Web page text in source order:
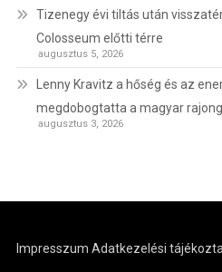
Tizenegy évi tiltás után
Colosseum előtti térre
augusztus 5, 2026
Lenny Kravitz a hőség és az
megdobogtatta a magyar
augusztus 3, 2026
Impresszum Adatkezelési